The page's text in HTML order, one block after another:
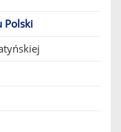
Polski